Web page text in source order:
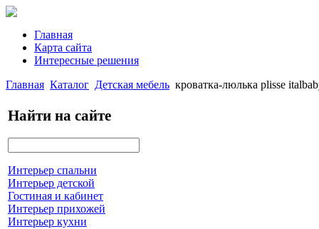
Главная
Карта сайта
Интересные решения
Главная Каталог Детская мебель кроватка-люлька plisse
Найти на сайте
Интерьер спальни
Интерьер детской
Гостиная и кабинет
Интерьер прихожей
Интерьер кухни